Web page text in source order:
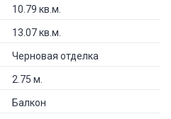
10.79 кв.м.
13.07 кв.м.
Черновая отделка
2.75 м.
Балкон